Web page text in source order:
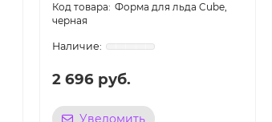
Форма для льда Cube,
черная
2 696 руб.
Уведомить